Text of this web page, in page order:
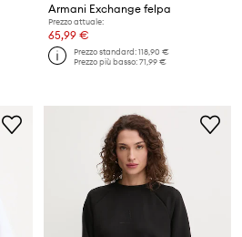
Armani Exchange felpa
Prezzo attuale:
65,99 €
Prezzo standard:118,90 €
Prezzo più basso:71,99 €